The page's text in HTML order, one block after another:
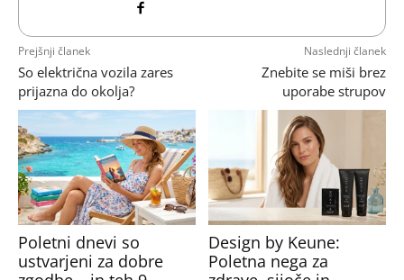
Prejšnji članek
So električna vozila zares
prijazna do okolja?
Naslednji članek
Znebite se miši brez
uporabe strupov
Poletni dnevi so
ustvarjeni za dobre
Design by Keune:
Poletna nega za